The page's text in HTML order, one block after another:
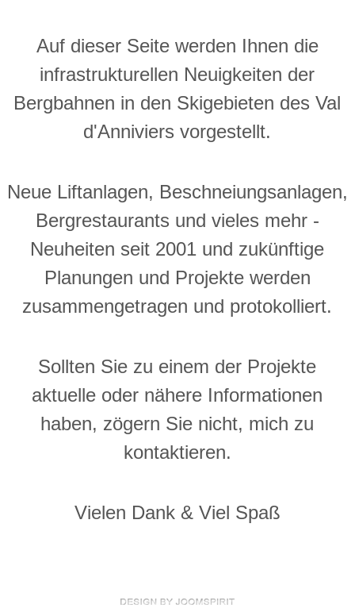
Auf dieser Seite werden Ihnen die
infrastrukturellen Neuigkeiten der
Bergbahnen in den Skigebieten des Val
d'Anniviers vorgestellt.
Neue Liftanlagen, Beschneiungsanlagen,
Bergrestaurants und vieles mehr -
Neuheiten seit 2001 und zukünftige
Planungen und Projekte werden
zusammengetragen und protokolliert.
Sollten Sie zu einem der Projekte
aktuelle oder nähere Informationen
haben, zögern Sie nicht, mich zu
kontaktieren.
Vielen Dank & Viel Spaß